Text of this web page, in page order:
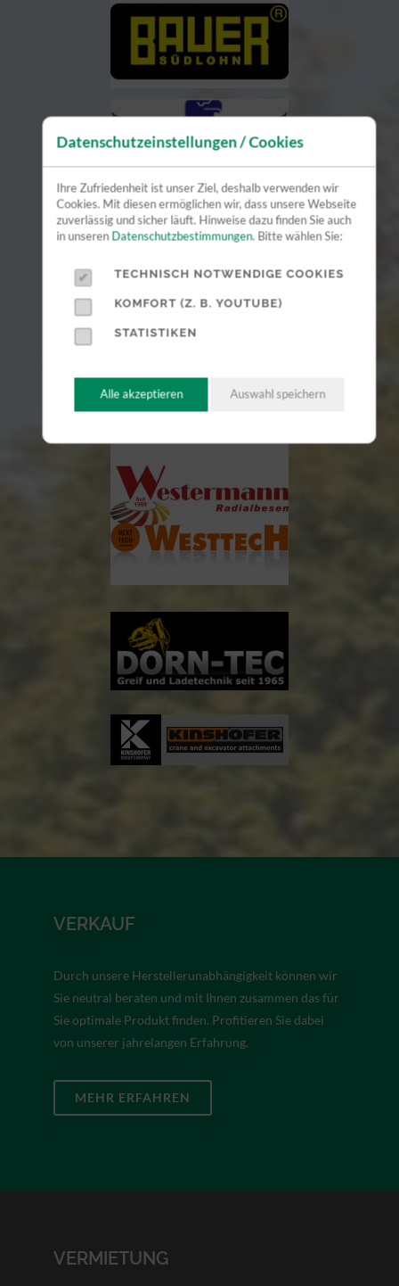
VERKAUF
Durch unsere Herstellerunabhängigkeit können wir
Sie neutral beraten und mit Ihnen zusammen das für
Sie optimale Produkt finden. Profitieren Sie dabei
von unserer jahrelangen Erfahrung.
MEHR ERFAHREN
VERMIETUNG
Datenschutzeinstellungen / Cookies
Ihre Zufriedenheit ist unser Ziel, deshalb verwenden wir
Cookies. Mit diesen ermöglichen wir, dass unsere Webseite
zuverlässig und sicher läuft. Hinweise dazu finden Sie auch
in unseren Datenschutzbestimmungen. Bitte wählen Sie:
TECHNISCH NOTWENDIGE COOKIES
KOMFORT (Z. B. YOUTUBE)
STATISTIKEN
Alle akzeptieren Auswahl speichern